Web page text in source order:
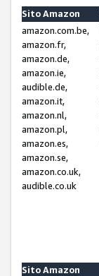
Sito Amazon
amazon.com.be,
amazon.fr,
amazon.de,
amazon.ie,
audible.de,
amazon.it,
amazon.nl,
amazon.pl,
amazon.es,
amazon.se,
amazon.co.uk,
audible.co.uk
Sito Amazon